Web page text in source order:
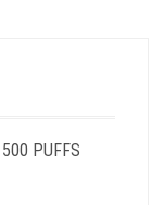
PUFFS